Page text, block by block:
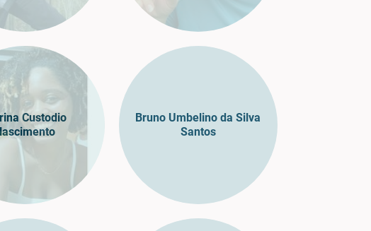
Custodio
Bruno Umbelino da Silva
Santos